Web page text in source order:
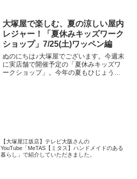
ジナルバッグを作ろう！』。会場は、大
塚屋車道本店の東口玄
大塚屋で楽しむ、夏の涼しい屋内
レジャー！「夏休みキッズワーク
ショップ」7/25(土)ワッペン編
ぬのにちは♪大塚屋でございます。今週末
に実店舗で開催予定の「夏休みキッズワ
ークショップ」。今年の夏もひじょうに
【大塚屋江坂店】テレビ大阪さんの
YouTube「MeTAS【ミタス】ハンドメイドのある
暮らし」で紹介していただきました。